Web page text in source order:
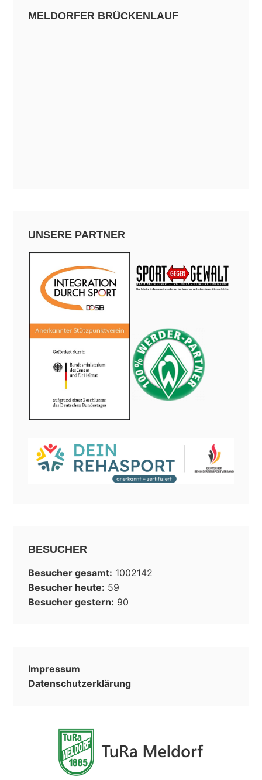
MELDORFER BRÜCKENLAUF
UNSERE PARTNER
BESUCHER
Besucher gesamt: 1002142
Besucher heute: 59
Besucher gestern: 90
Impressum
Datenschutzerklärung